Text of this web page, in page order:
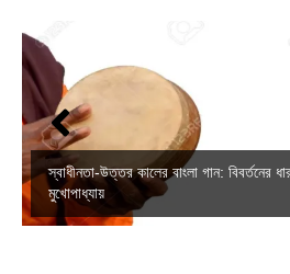
স্বাধীনতা-উত্তর কালের বাংলা গান: বিবর্তনের
মুখোপাধ্যায়